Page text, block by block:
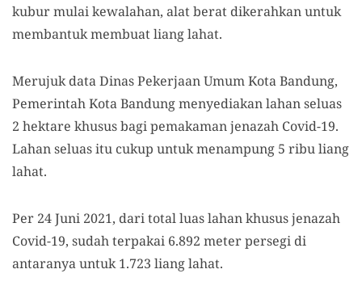
kubur mulai kewalahan, alat berat dikerahkan untuk
membantuk membuat liang lahat.
Merujuk data Dinas Pekerjaan Umum Kota Bandung,
Pemerintah Kota Bandung menyediakan lahan seluas
2 hektare khusus bagi pemakaman jenazah Covid-19.
Lahan seluas itu cukup untuk menampung 5 ribu liang
lahat.
Per 24 Juni 2021, dari total luas lahan khusus jenazah
Covid-19, sudah terpakai 6.892 meter persegi di
antaranya untuk 1.723 liang lahat.